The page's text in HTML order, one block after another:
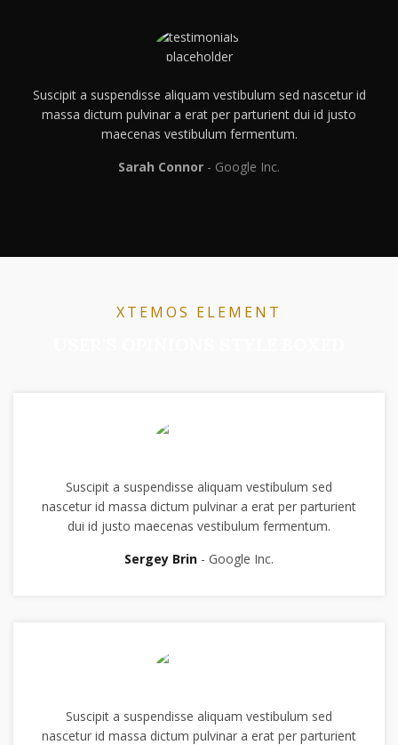
Suscipit a suspendisse aliquam vestibulum sed nascetur id
massa dictum pulvinar a erat per parturient dui id justo
maecenas vestibulum fermentum.
Sarah Connor
Google Inc.
XTEMOS ELEMENT
Suscipit a suspendisse aliquam vestibulum sed
nascetur id massa dictum pulvinar a erat per parturient
dui id justo maecenas vestibulum fermentum.
Sergey Brin
Google Inc.
Suscipit a suspendisse aliquam vestibulum sed
nascetur id massa dictum pulvinar a erat per parturient